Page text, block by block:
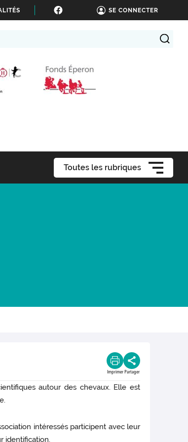
SE CONNECTER
Toutes les rubriques
Imprimer Partager
autour des chevaux. Elle est
intéressés participent avec leur
identification.